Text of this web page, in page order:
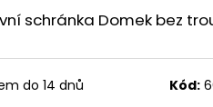
schránka Domek bez
do 14 dnů Kód: